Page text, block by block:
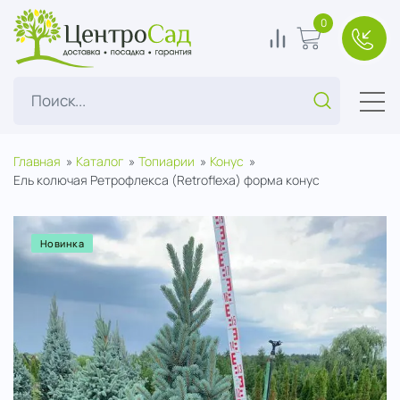
ЦентроСад
Поиск...
0 В корзину
0
Главная Каталог Топиарии
Конус
Ель колючая Ретрофлекса (Retroflexa) форма конус
Новинка